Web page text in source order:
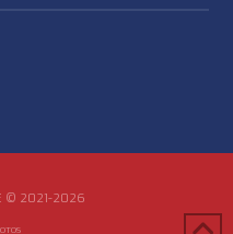
© 2021-2026